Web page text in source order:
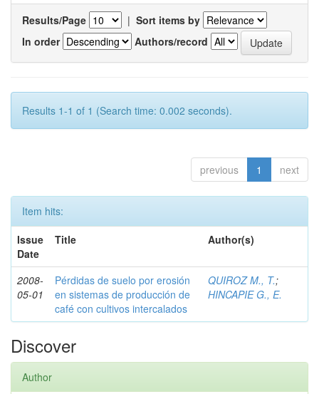
Results/Page | Sort items by
In order
Authors/record
Results 1-1 of 1 (Search time: 0.002 seconds).
previous 1 next
Item hits:
Issue
Date
Title Author(s)
2008-
05-01
Pérdidas de suelo por erosión
en sistemas de producción de
café con cultivos intercalados
QUIROZ M., T.;
HINCAPIE G., E.
Discover
Author